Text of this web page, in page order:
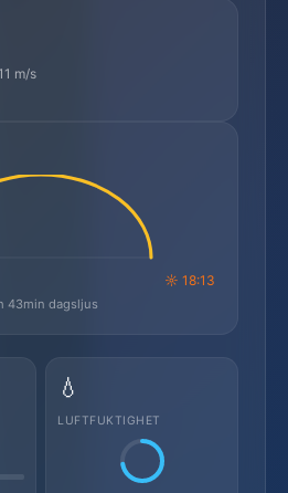
m/s
☼ 18:13
43min dagsljus
💧
LUFTFUKTIGHET